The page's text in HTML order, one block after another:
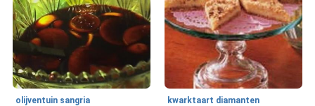
olijventuin sangria kwarktaart diamanten